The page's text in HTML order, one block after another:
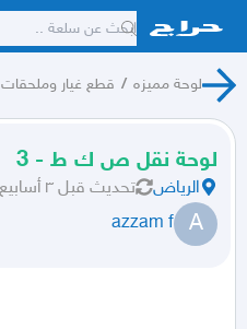
لوحة مميزه / قطع غيار وملحقات
لوحة نقل ص ك ط - 3
الرياض تحديث قبل ٣ أسابيع
A
azzam f